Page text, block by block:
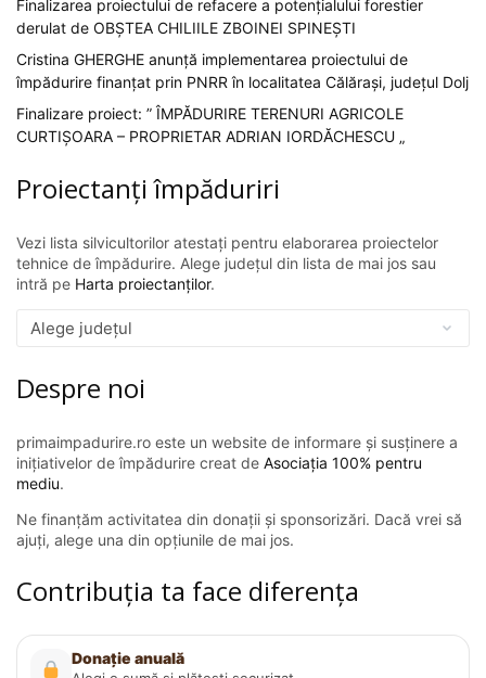
Finalizarea proiectului de refacere a potențialului forestier
derulat de OBȘTEA CHILIILE ZBOINEI SPINEȘTI
Cristina GHERGHE anunță implementarea proiectului de
împădurire finanțat prin PNRR în localitatea Călărași, județul Dolj
Finalizare proiect: ” ÎMPĂDURIRE TERENURI AGRICOLE
CURTIȘOARA – PROPRIETAR ADRIAN IORDĂCHESCU „
Proiectanți împăduriri
Vezi lista silvicultorilor atestați pentru elaborarea proiectelor
tehnice de împădurire. Alege județul din lista de mai jos sau
intră pe Harta proiectanților.
Despre noi
primaimpadurire.ro este un website de informare și susținere a
inițiativelor de împădurire creat de Asociația 100% pentru
mediu.
Ne finanțăm activitatea din donații și sponsorizări. Dacă vrei să
ajuți, alege una din opțiunile de mai jos.
Contribuția ta face diferența
Donație anuală